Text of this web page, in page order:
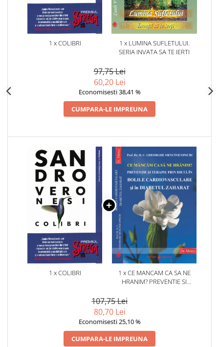
1 x COLIBRI
1 x LUMINA SUFLETULUI.
SERIA INVATA SA TE IERTI
97,75 Lei
60,20 Lei
Economisesti 38,41 %
CUMPARA-LE IMPREUNA
1 x COLIBRI
1 x CE MANCAM CA SA NE
HRANIM? PREVENTIE SI
CARDIOVASCULARE SI IN
107,75 Lei
80,70 Lei
Economisesti 25,10 %
CUMPARA-LE IMPREUNA